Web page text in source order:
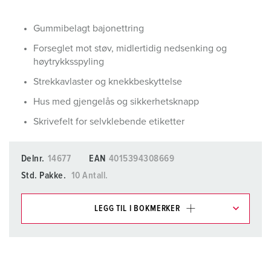
Gummibelagt bajonettring
Forseglet mot støv, midlertidig nedsenking og
høytrykksspyling
Strekkavlaster og knekkbeskyttelse
Hus med gjengelås og sikkerhetsknapp
Skrivefelt for selvklebende etiketter
Delnr. 14677 EAN 4015394308669
Std. Pakke.
10 Antall.
LEGG TIL I BOKMERKER